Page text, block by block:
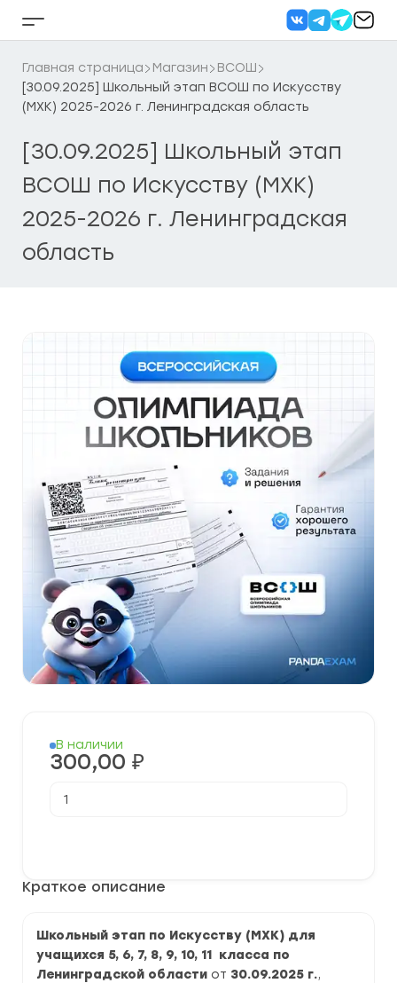
Кнопка
бокового
меню
Главная страница Магазин
ВСОШ
[30.09.2025] Школьный этап ВСОШ по Искусству
(МХК) 2025-2026 г. Ленинградская область
[30.09.2025] Школьный этап
ВСОШ по Искусству (МХК)
2025-2026 г. Ленинградская
область
Краткое описание
Школьный этап по Искусству (МХК) для
учащихся 5, 6, 7, 8, 9, 10, 11 класса по
Ленинградской области от 30.09.2025 г.,
В наличии
300,00 ₽
товара
Искусству
2026
г.
Ленинградская
область